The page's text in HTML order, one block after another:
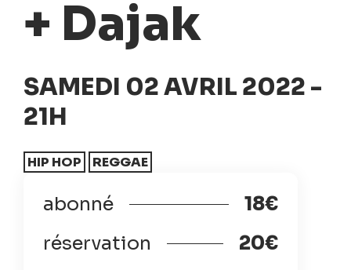
+ Dajak
SAMEDI 02 AVRIL 2022 -
21H
HIP HOP REGGAE
abonné
18€
réservation
20€